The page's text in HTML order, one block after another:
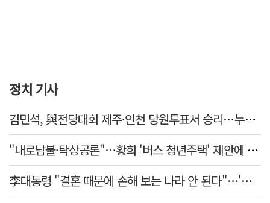
정치 기사
김민석, 與전당대회 제주·인천 당원투표서 승리…누적 득표는 '초박빙'
"내로남불·탁상공론"…황희 '버스 청년주택' 제안에 與 내부서도 쓴소리
李대통령 "결혼 때문에 손해 보는 나라 안 된다"…'결혼 페널티' 22개 손본다